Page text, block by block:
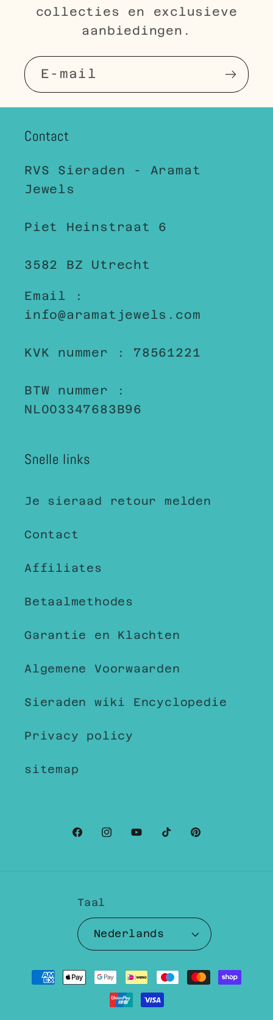
collecties en exclusieve
aanbiedingen.
E‑mail
Contact
RVS Sieraden - Aramat
Jewels
Piet Heinstraat 6
3582 BZ Utrecht
Email :
info@aramatjewels.com
KVK nummer : 78561221
BTW nummer :
NL003347683B96
Snelle links
Je sieraad retour melden
Contact
Affiliates
Betaalmethodes
Garantie en Klachten
Algemene Voorwaarden
Sieraden wiki Encyclopedie
Privacy policy
sitemap
Facebook
Instagram
YouTubeTikTokPinterest
Taal
Nederlands
Betaalmethoden